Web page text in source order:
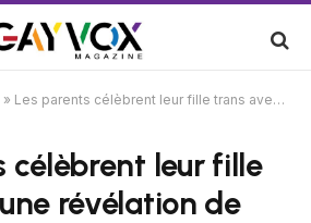
» Les parents célèbrent leur fille trans avec une révélation de genre
célèbrent leur fille
révélation de